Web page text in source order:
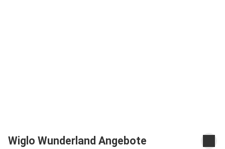
Wiglo Wunderland Angebote